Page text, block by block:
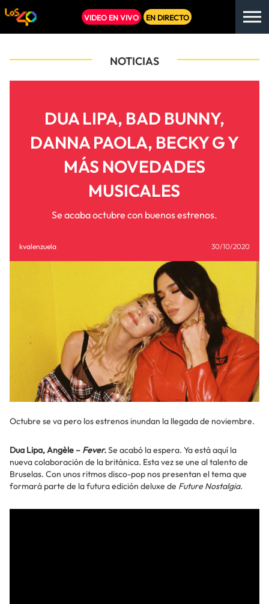
VIDEO EN VIVO EN DIRECTO
NOTICIAS
DUA LIPA, BAD BUNNY,
DANNA PAOLA, BECKY G Y
MÁS NOVEDADES
MUSICALES
Se acaba octubre con buenos estrenos.
kvalenzuela 30/10/2020
Octubre se va pero los estrenos inundan la llegada de noviembre.
Dua Lipa, Angèle – Fever.Se acabó la espera. Ya está aquí la
nueva colaboración de la británica. Esta vez se une al talento de
Bruselas. Con unos ritmos disco-pop nos presentan el tema que
formará parte de la futura edición deluxe de Future Nostalgia.